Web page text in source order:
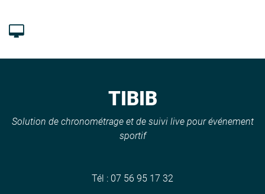
TIBIB
Solution de chronométrage et de suivi live pour événement
sportif
Tél : 07 56 95 17 32